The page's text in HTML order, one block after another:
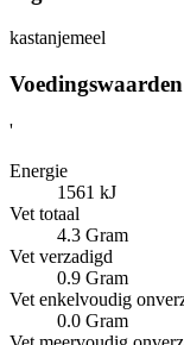
kastanjemeel
Voedingswaarden
'
Energie
1561 kJ
Vet totaal
4.3 Gram
Vet verzadigd
0.9 Gram
Vet enkelvoudig
0.0 Gram